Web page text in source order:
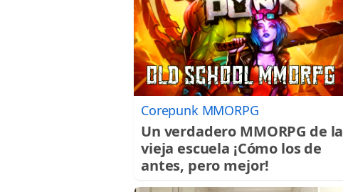
Corepunk MMORPG
Un verdadero MMORPG de la
vieja escuela ¡Cómo los de
antes, pero mejor!